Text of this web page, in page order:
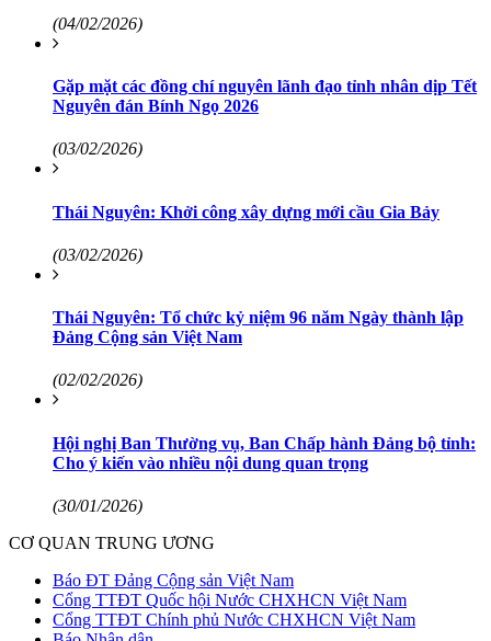
(04/02/2026)
Gặp mặt các đồng chí nguyên lãnh đạo tỉnh nhân dịp Tết
Nguyên đán Bính Ngọ 2026
(03/02/2026)
Thái Nguyên: Khởi công xây dựng mới cầu Gia Bảy
(03/02/2026)
Thái Nguyên: Tổ chức kỷ niệm 96 năm Ngày thành lập
Đảng Cộng sản Việt Nam
(02/02/2026)
Hội nghị Ban Thường vụ, Ban Chấp hành Đảng bộ tỉnh:
Cho ý kiến vào nhiều nội dung quan trọng
(30/01/2026)
CƠ QUAN TRUNG ƯƠNG
Báo ĐT Đảng Cộng sản Việt Nam
Cổng TTĐT Quốc hội Nước CHXHCN Việt Nam
Cổng TTĐT Chính phủ Nước CHXHCN Việt Nam